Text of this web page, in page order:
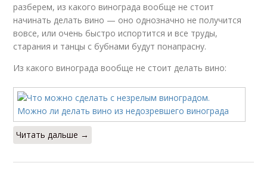
разберем, из какого винограда вообще не стоит
начинать делать вино — оно однозначно не получится
вовсе, или очень быстро испортится и все труды,
старания и танцы с бубнами будут понапрасну.
Из какого винограда вообще не стоит делать вино:
Читать дальше →